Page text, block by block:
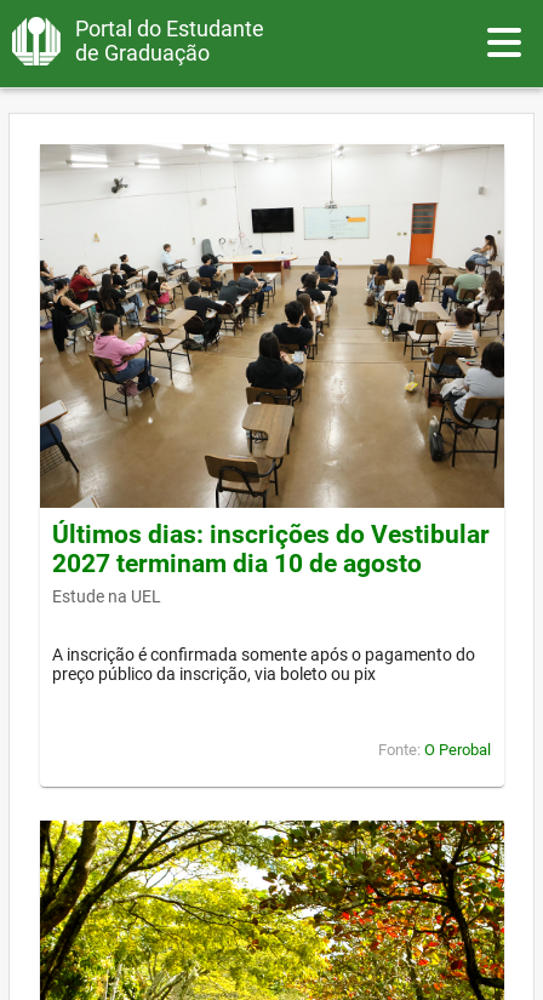
Portal do Estudante
de Graduação
Últimos dias: inscrições do Vestibular
2027 terminam dia 10 de agosto
Estude na UEL
A inscrição é confirmada somente após o pagamento do
preço público da inscrição, via boleto ou pix
Fonte: O Perobal